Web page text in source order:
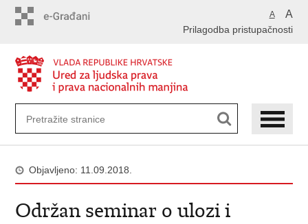
A A
Prilagodba pristupačnosti
Objavljeno: 11.09.2018.
Održan seminar o ulozi i